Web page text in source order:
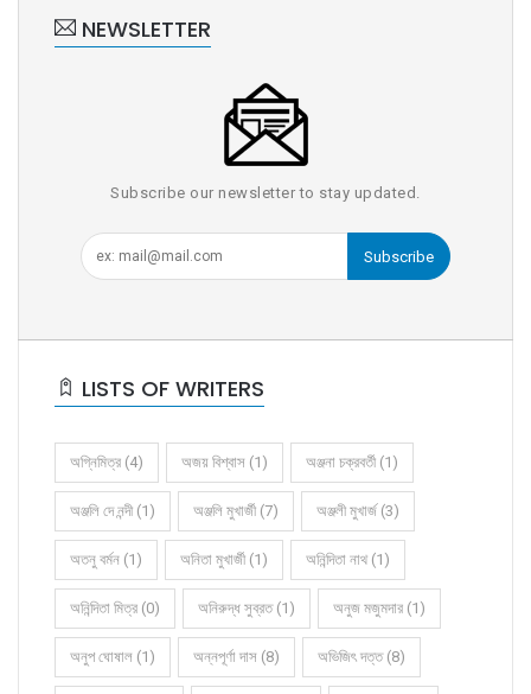
NEWSLETTER
Subscribe our newsletter to stay updated.
Subscribe
LISTS OF WRITERS
অগ্নিমিত্র (4) অজয় বিশ্বাস (1) অঞ্জনা চক্রবর্তী (1)
অঞ্জলি দে নন্দী (1) অঞ্জলি মুখার্জী (7) অঞ্জলী মুখার্জ (3)
অতনু বর্মন (1) অনিতা মুখার্জী (1) অনিন্দিতা নাথ (1)
অনিন্দিতা মিত্র (0) অনিরুদ্ধ সুব্রত (1) অনুজ মজুমদার (1)
অনুপ ঘোষাল (1) অন্নপূর্ণা দাস (8) অভিজিৎ দত্ত (8)